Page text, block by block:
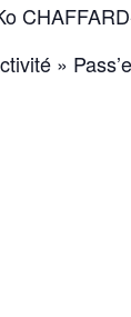
»